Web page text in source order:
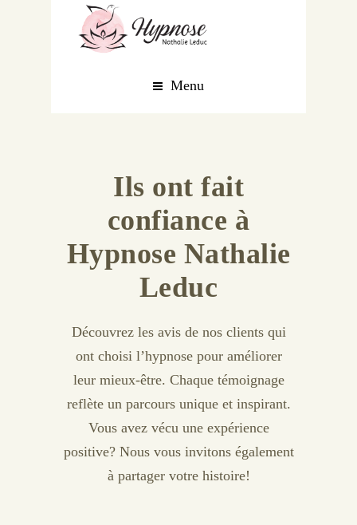
Menu
Ils ont fait
confiance à
Hypnose Nathalie
Leduc
Découvrez les avis de nos clients qui
ont choisi l’hypnose pour améliorer
leur mieux-être. Chaque témoignage
reflète un parcours unique et inspirant.
Vous avez vécu une expérience
positive? Nous vous invitons également
à partager votre histoire!